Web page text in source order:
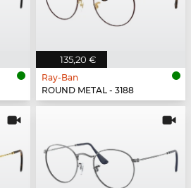
135,20 €
Ray-Ban
ROUND METAL - 3188